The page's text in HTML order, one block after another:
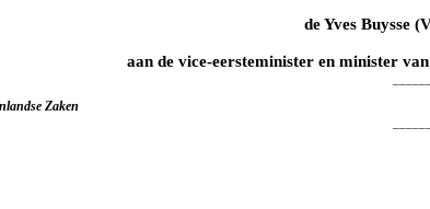
deYves Buysse
aan de vice-eersteminister en minister
Zaken